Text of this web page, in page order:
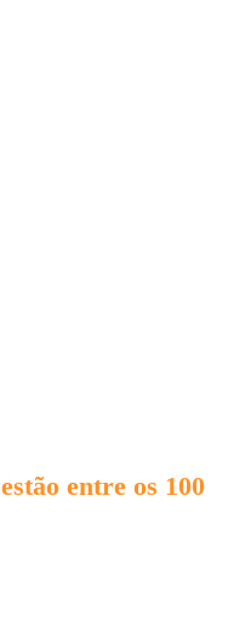
entre os 100